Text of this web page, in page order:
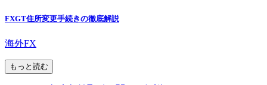
FXGT住所変更手続きの徹底解説
海外FX
もっと読む